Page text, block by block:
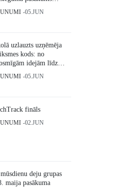
05.JUN
uzlauzts uzņēmēja
kods: no
idejām līdz
triumfiem
05.JUN
fināls
02.JUN
deju grupas
maija pasākuma